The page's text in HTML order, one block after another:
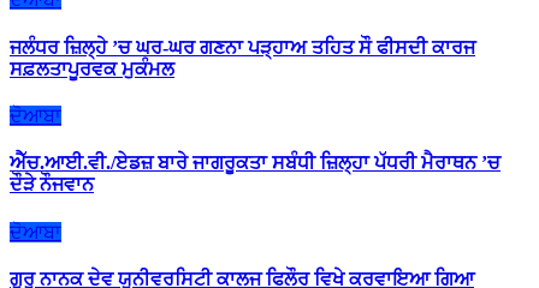
ਜਲੰਧਰ ਜ਼ਿਲ੍ਹੇ ’ਚ ਘਰ-ਘਰ ਗਣਨਾ ਪੜ੍ਹਾਅ ਤਹਿਤ ਸੌ ਫੀਸਦੀ ਕਾਰਜ
ਸਫ਼ਲਤਾਪੂਰਵਕ ਮੁਕੰਮਲ
ਦੋਆਬਾ
ਐੱਚ.ਆਈ.ਵੀ./ਏਡਜ਼ ਬਾਰੇ ਜਾਗਰੂਕਤਾ ਸਬੰਧੀ ਜ਼ਿਲ੍ਹਾ ਪੱਧਰੀ ਮੈਰਾਥਨ ’ਚ
ਦੌੜੇ ਨੌਜਵਾਨ
ਦੋਆਬਾ
ਗੁਰੂ ਨਾਨਕ ਦੇਵ ਯੂਨੀਵਰਸਿਟੀ ਕਾਲਜ ਫਿਲੌਰ ਵਿਖੇ ਕਰਵਾਇਆ ਗਿਆ